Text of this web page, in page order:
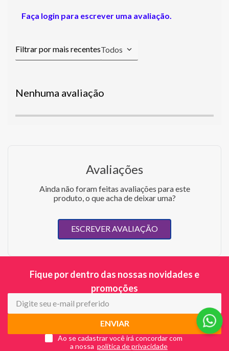
Faça login para escrever uma avaliação.
Todos
Nenhuma avaliação
Avaliações
Ainda não foram feitas avaliações para este
produto, o que acha de deixar uma?
ESCREVER AVALIAÇÃO
Fique por dentro das nossas novidades e
promoções
ENVIAR
Ao se cadastrar você irá concordar com
a nossa